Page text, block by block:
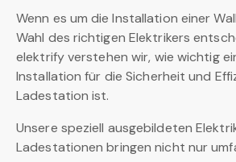
Wenn es um die Installation einer
Wahl des richtigen Elektrikers
elektrify verstehen wir, wie wichtig
Installation für die Sicherheit und
Ladestation ist.
Unsere speziell ausgebildeten
Ladestationen bringen nicht nur